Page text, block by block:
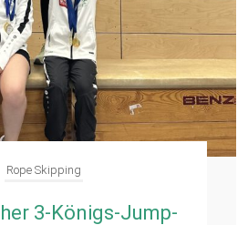
Rope Skipping
3-Königs-Jump-